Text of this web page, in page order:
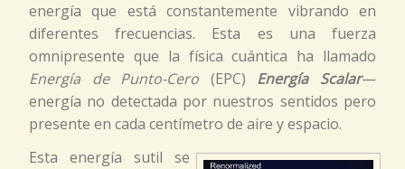
energía que está constantemente vibrando en
diferentes frecuencias. Esta es una fuerza
omnipresente que la física cuántica ha llamado
Energía de Punto-Cero (EPC) Energía Scalar—
energía no detectada por nuestros sentidos pero
presente en cada centímetro de aire y espacio.
Esta energía sutil se